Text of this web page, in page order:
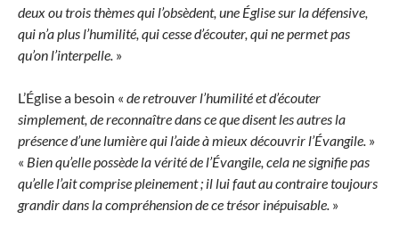
deux ou trois thèmes qui l’obsèdent, une Église sur la défensive,
qui n’a plus l’humilité, qui cesse d’écouter, qui ne permet pas
qu’on l’interpelle. »
L’Église a besoin « de retrouver l’humilité et d’écouter
simplement, de reconnaître dans ce que disent les autres la
présence d’une lumière qui l’aide à mieux découvrir l’Évangile. »
« Bien qu’elle possède la vérité de l’Évangile, cela ne signifie pas
qu’elle l’ait comprise pleinement ; il lui faut au contraire toujours
grandir dans la compréhension de ce trésor inépuisable. »